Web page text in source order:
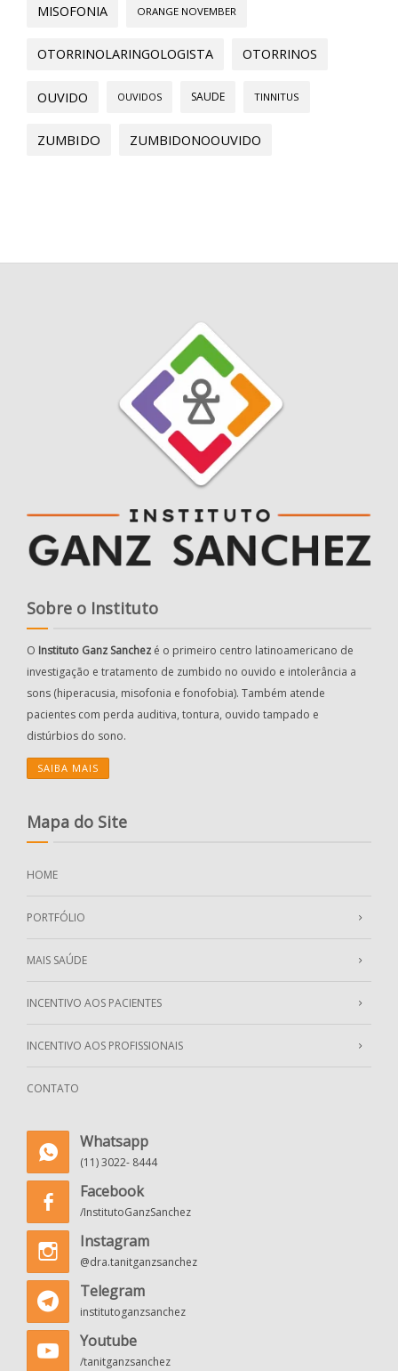
MISOFONIA ORANGE NOVEMBER
OTORRINOLARINGOLOGISTA OTORRINOS
OUVIDO OUVIDOS SAUDE TINNITUS
ZUMBIDO ZUMBIDONOOUVIDO
Sobre o Instituto
O Instituto Ganz Sanchez é o primeiro centro latinoamericano de
investigação e tratamento de zumbido no ouvido e intolerância a
sons (hiperacusia, misofonia e fonofobia). Também atende
pacientes com perda auditiva, tontura, ouvido tampado e
distúrbios do sono.
SAIBA MAIS
Mapa do Site
HOME
PORTFÓLIO
MAIS SAÚDE
INCENTIVO AOS PACIENTES
INCENTIVO AOS PROFISSIONAIS
CONTATO
Whatsapp
(11) 3022- 8444
Facebook
/InstitutoGanzSanchez
Instagram
@dra.tanitganzsanchez
Telegram
institutoganzsanchez
Youtube
/tanitganzsanchez